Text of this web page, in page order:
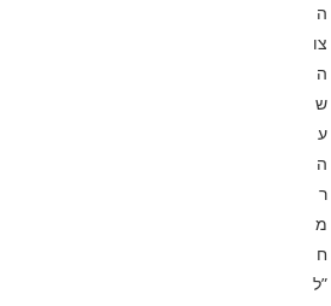
ה
צו
ה
ש
ע
ה
ר
מ
ח
”ל